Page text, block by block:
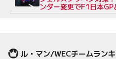
ンダー変更でF1日本
ル・マン/WECチームラン